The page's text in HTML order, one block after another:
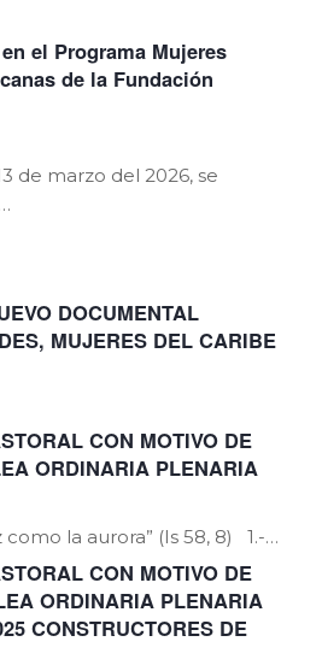
el Programa Mujeres
de la Fundación
de marzo del 2026, se
DOCUMENTAL
MUJERES DEL CARIBE
CON MOTIVO DE
ORDINARIA PLENARIA
la aurora” (Is 58, 8) 1.-…
CON MOTIVO DE
ORDINARIA PLENARIA
CONSTRUCTORES DE